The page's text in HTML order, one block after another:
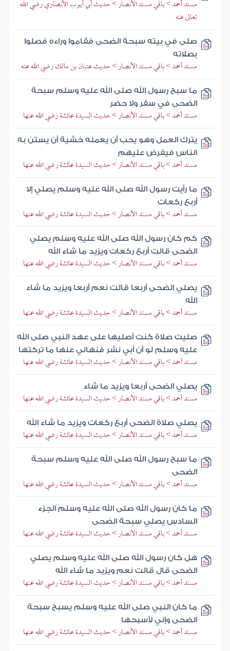
مسند أحمد > باقي مسند الأنصار > حديث أبي أيوب الأنصاري رضي الله
تعالى عنه
صلى في بيته سبحة الضحى فقاموا وراءه فصلوا
بصلاته
مسند أحمد > باقي مسند الأنصار > حديث عتبان بن مالك رضي الله عنه
ما سبح رسول الله صلى الله عليه وسلم سبحة
الضحى في سفر ولا حضر
مسند أحمد > باقي مسند الأنصار > حديث السيدة عائشة رضي الله عنها
يترك العمل وهو يحب أن يعمله خشية أن يستن به
الناس فيفرض عليهم
مسند أحمد > باقي مسند الأنصار > حديث السيدة عائشة رضي الله عنها
ما رأيت رسول الله صلى الله عليه وسلم يصلي إلا
أربع ركعات
مسند أحمد > باقي مسند الأنصار > حديث السيدة عائشة رضي الله عنها
كم كان رسول الله صلى الله عليه وسلم يصلي
الضحى قالت أربع ركعات ويزيد ما شاء الله
مسند أحمد > باقي مسند الأنصار > حديث السيدة عائشة رضي الله عنها
يصلي الضحى أربعا قالت نعم أربعا ويزيد ما شاء
الله
مسند أحمد > باقي مسند الأنصار > حديث السيدة عائشة رضي الله عنها
صليت صلاة كنت أصليها على عهد النبي صلى الله
عليه وسلم لو أن أبي نشر فنهاني عنها ما تركتها
مسند أحمد > باقي مسند الأنصار > حديث السيدة عائشة رضي الله عنها
يصلي الضحى أربعا ويزيد ما شاء
مسند أحمد > باقي مسند الأنصار > حديث السيدة عائشة رضي الله عنها
يصلي صلاة الضحى أربع ركعات ويزيد ما شاء الله
مسند أحمد > باقي مسند الأنصار > حديث السيدة عائشة رضي الله عنها
ما سبح رسول الله صلى الله عليه وسلم سبحة
الضحى
مسند أحمد > باقي مسند الأنصار > حديث السيدة عائشة رضي الله عنها
ما كان رسول الله صلى الله عليه وسلم الجزء
السادس يصلي سبحة الضحى
مسند أحمد > باقي مسند الأنصار > حديث السيدة عائشة رضي الله عنها
هل كان رسول الله صلى الله عليه وسلم يصلي
الضحى قال قالت نعم ويزيد ما شاء الله
مسند أحمد > باقي مسند الأنصار > حديث السيدة عائشة رضي الله عنها
ما كان النبي صلى الله عليه وسلم يسبح سبحة
الضحى وإني لأسبحها
مسند أحمد > باقي مسند الأنصار > حديث السيدة عائشة رضي الله عنها